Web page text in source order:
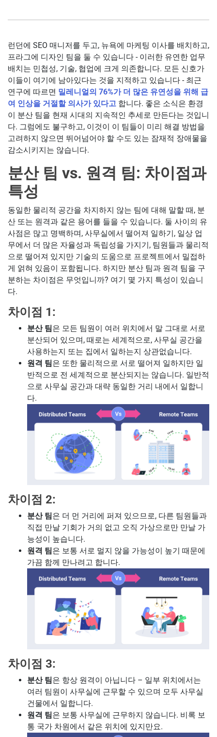
런던에 SEO 매니저를 두고, 뉴욕에 마케팅 이사를 배치하고,
프라그에 디자인 팀을 둘 수 있습니다 - 이러한 유연한 업무
배치는 민첩성, 기술, 협업에 크게 의존합니다. 모든 신호가
이들이 여기에 남아있다는 것을 지적하고 있습니다 - 최근
연구에 따르면 밀레니얼의 76%가 더 많은 유연성을 위해 급
여 인상을 거절할 의사가 있다고 합니다. 좋은 소식은 환경
이 분산 팀을 현재 시대의 지속적인 추세로 만든다는 것입니
다. 그럼에도 불구하고, 이것이 이 팀들이 미리 해결 방법을
고려하지 않으면 뛰어넘어야 할 수도 있는 잠재적 장애물을
감소시키지는 않습니다.
분산 팀 vs. 원격 팀: 차이점과
특성
동일한 물리적 공간을 차지하지 않는 팀에 대해 말할 때, 분
산 또는 원격과 같은 용어를 들을 수 있습니다. 둘 사이의 유
사점은 많고 명백하며, 사무실에서 떨어져 일하기, 일상 업
무에서 더 많은 자율성과 독립성을 가지기, 팀원들과 물리적
으로 떨어져 있지만 기술의 도움으로 프로젝트에서 밀접하
게 얽혀 있음이 포함됩니다. 하지만 분산 팀과 원격 팀을 구
분하는 차이점은 무엇입니까? 여기 몇 가지 특성이 있습니
다.
차이점 1:
분산 팀은 모든 팀원이 여러 위치에서 말 그대로 서로
분산되어 있으며, 때로는 세계적으로, 사무실 공간을
사용하는지 또는 집에서 일하는지 상관없습니다.
원격 팀은 또한 물리적으로 서로 떨어져 일하지만 일
반적으로 전 세계적으로 분산되지는 않습니다. 일반적
으로 사무실 공간과 대략 동일한 거리 내에서 일합니
다.
차이점 2:
분산 팀은 더 먼 거리에 퍼져 있으므로, 다른 팀원들과
직접 만날 기회가 거의 없고 오직 가상으로만 만날 가
능성이 높습니다.
원격 팀은 보통 서로 멀지 않을 가능성이 높기 때문에
가끔 함께 만나려고 합니다.
차이점 3:
분산 팀은 항상 원격이 아닙니다 – 일부 위치에서는
여러 팀원이 사무실에 근무할 수 있으며 모두 사무실
건물에서 일합니다.
원격 팀은 보통 사무실에 근무하지 않습니다. 비록 보
통 국가 차원에서 같은 위치에 있지만요.